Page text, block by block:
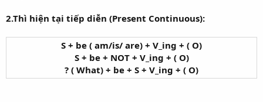
2.Thì hiện tại tiếp diễn (Present Continuous):
S + be ( am/is/ are) + V_ing + ( O)
S + be + NOT + V_ing + ( O)
? ( What) + be + S + V_ing + ( O)